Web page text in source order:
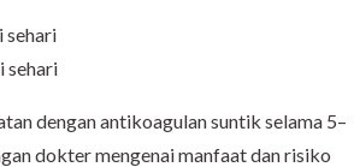
sehari
sehari
dengan antikoagulan suntik selama 5–
dokter mengenai manfaat dan risiko